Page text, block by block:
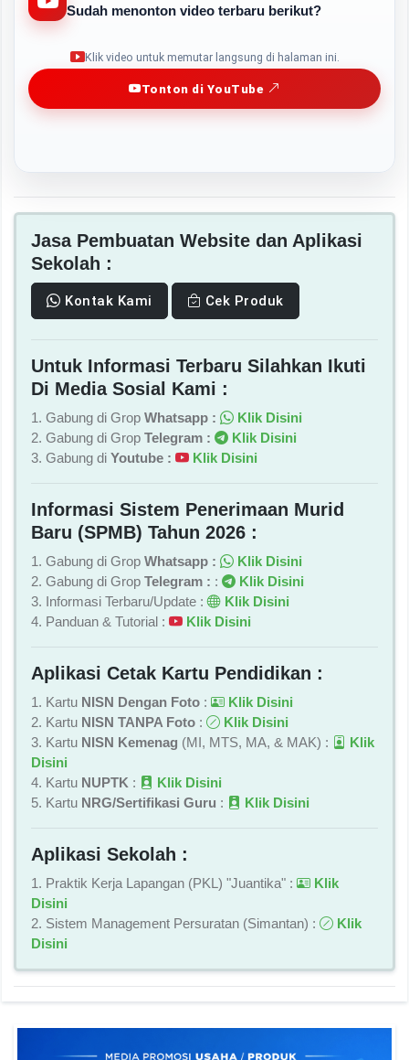
Sudah menonton video terbaru berikut?
Klik video untuk memutar langsung di halaman ini.
Tonton di YouTube
Jasa Pembuatan Website dan Aplikasi
Sekolah :
Kontak Kami Cek Produk
Untuk Informasi Terbaru Silahkan Ikuti
Di Media Sosial Kami :
1. Gabung di Grop Whatsapp :
Klik Disini
2. Gabung di Grop Telegram :
Klik Disini
3. Gabung di Youtube : Klik Disini
Informasi Sistem Penerimaan Murid
Baru (SPMB) Tahun 2026 :
1. Gabung di Grop Whatsapp :
Klik Disini
2. Gabung di Grop Telegram : :
Klik Disini
3. Informasi Terbaru/Update :
Klik Disini
4. Panduan & Tutorial :
Klik Disini
Aplikasi Cetak Kartu Pendidikan :
1. Kartu NISN Dengan Foto :
Klik Disini
2. Kartu NISN TANPA Foto :
Klik Disini
3. Kartu NISN Kemenag (MI, MTS, MA, & MAK) :
Klik
Disini
4. Kartu NUPTK :
Klik Disini
5. Kartu NRG/Sertifikasi Guru : Klik Disini
Aplikasi Sekolah :
1. Praktik Kerja Lapangan (PKL) "Juantika" :
Klik
Disini
2. Sistem Management Persuratan (Simantan) :
Klik
Disini